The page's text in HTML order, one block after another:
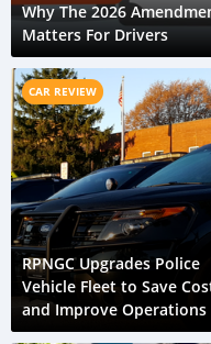
Why The 2026
Matters For Drivers
CAR REVIEW
RPNGC Upgrades Police
Vehicle Fleet to Save
and Improve Operations